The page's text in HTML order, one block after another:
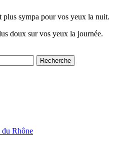
plus sympa pour vos yeux la nuit.
doux sur vos yeux la journée.
Recherche